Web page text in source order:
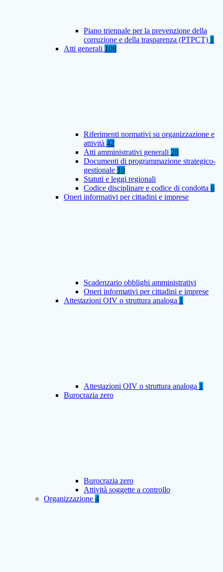
Piano triennale per la prevenzione della
corruzione e della trasparenza (PTPCT) 1
Atti generali 108
Riferimenti normativi su organizzazione e
attività 42
Atti amministrativi generali 28
Documenti di programmazione strategico-
gestionale 10
Statuti e leggi regionali
Codice disciplinare e codice di condotta 6
Oneri informativi per cittadini e imprese
Scadenzario obblighi amministrativi
Oneri informativi per cittadini e imprese
Attestazioni OIV o struttura analoga 1
Attestazioni OIV o struttura analoga 1
Burocrazia zero
Burocrazia zero
Attività soggette a controllo
Organizzazione 4